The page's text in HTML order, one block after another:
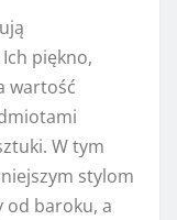
piękno,
wartość
W tym
stylom
od baroku, a